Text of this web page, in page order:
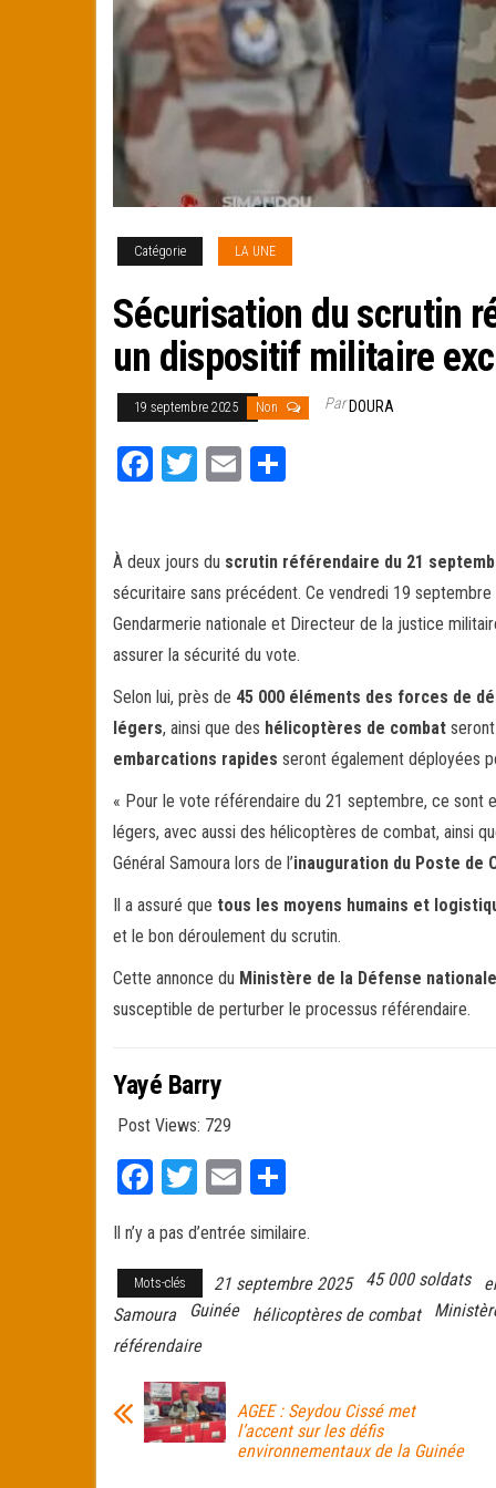
Catégorie LA UNE
Sécurisation du scrutin
un dispositif militaire
19 septembre 2025 Non ParDOURA
Fa
ok
T
er
E
er
À deux jours du scrutin référendaire du 21
sécuritaire sans précédent. Ce vendredi 19
Gendarmerie nationale et Directeur de la justice
assurer la sécurité du vote.
Selon lui, près de 45 000 éléments des forces de
légers, ainsi que des hélicoptères de combat
embarcations rapides seront également déployées
« Pour le vote référendaire du 21 septembre, ce sont
légers, avec aussi des hélicoptères de combat, ainsi
Général Samoura lors de l’inauguration du Poste de
Il a assuré que tous les moyens humains et
et le bon déroulement du scrutin.
Cette annonce du Ministère de la Défense nationale
susceptible de perturber le processus référendaire.
Yayé Barry
Post Views: 729
Fa
bo
ok
T
tt
er
E
ail ag
er
Il n’y a pas d’entrée similaire.
Mots-clés 21 septembre 2025 45 000 soldats
Samoura
Guinée hélicoptères de combat
référendaire
AGEE : Seydou Cissé met
l’accent sur les défis
environnementaux de la Guinée